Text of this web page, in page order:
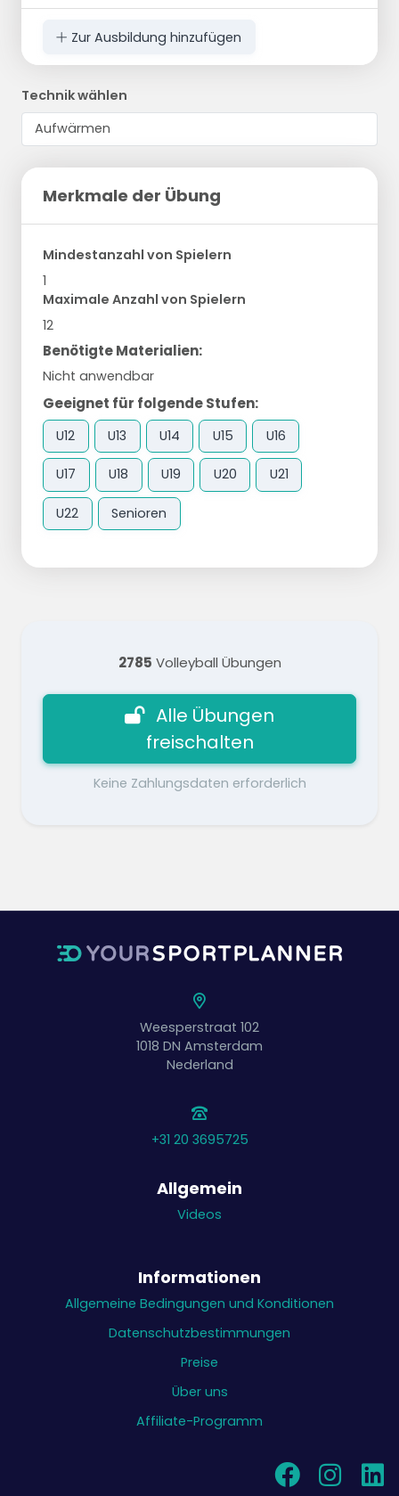
Zur Ausbildung hinzufügen
Technik wählen
Merkmale der Übung
Mindestanzahl von Spielern
1
Maximale Anzahl von Spielern
12
Benötigte Materialien:
Nicht anwendbar
Geeignet für folgende Stufen:
U12 U13 U14 U15 U16
U17 U18 U19 U20 U21
U22 Senioren
2785 Volleyball Übungen
Alle Übungen
freischalten
Keine Zahlungsdaten erforderlich
Weesperstraat 102
1018 DN Amsterdam
Nederland
+31 20 3695725
Allgemein
Videos
Informationen
Allgemeine Bedingungen und Konditionen
Datenschutzbestimmungen
Preise
Über uns
Affiliate-Programm